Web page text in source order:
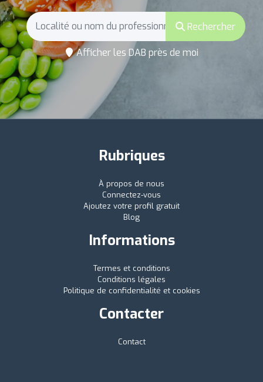
Rechercher
Afficher les DAB près de moi
Rubriques
À propos de nous
Connectez-vous
Ajoutez votre profil gratuit
Blog
Informations
Termes et conditions
Conditions légales
Politique de confidentialité et cookies
Contacter
Contact